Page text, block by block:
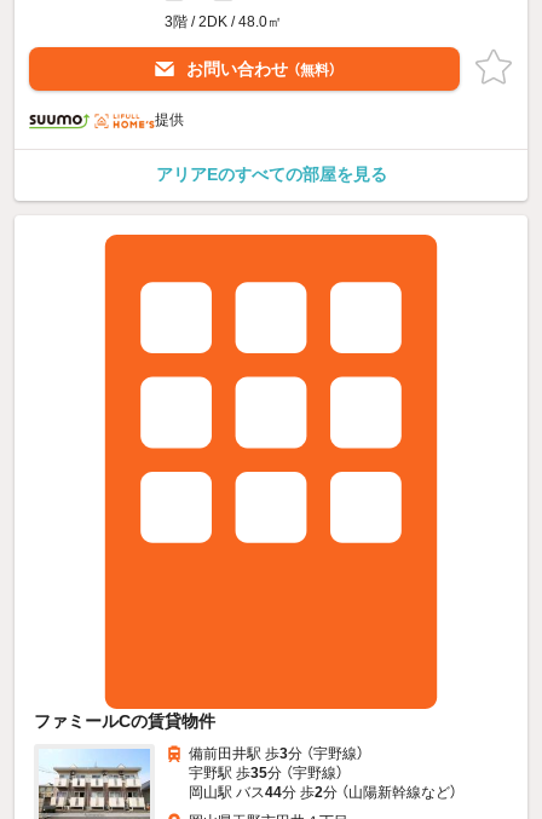
3階 / 2DK / 48.0㎡
お問い合わせ （無料）
提供
アリアEのすべての部屋を見る
ファミールCの賃貸物件
備前田井駅 歩3分 （宇野線）
宇野駅 歩35分 （宇野線）
岡山駅 バス44分 歩2分 （山陽新幹線など）